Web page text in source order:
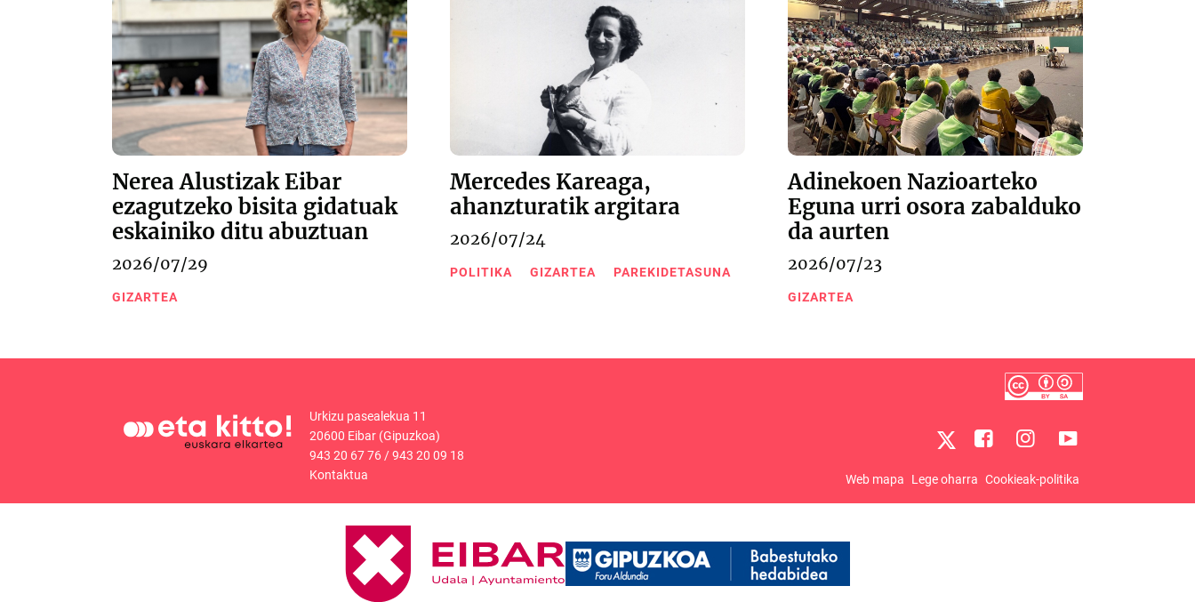
Nerea Alustizak Eibar
ezagutzeko bisita gidatuak
eskainiko ditu abuztuan
2026/07/29
GIZARTEA
Mercedes Kareaga,
ahanzturatik argitara
2026/07/24
POLITIKA GIZARTEA PAREKIDETASUNA
Adinekoen Nazioarteko
Eguna urri osora zabalduko
da aurten
2026/07/23
GIZARTEA
Urkizu pasealekua 11
20600 Eibar (Gipuzkoa)
943 20 67 76/943 20 09 18
Kontaktua
Web mapa Lege oharra Cookieak-politika